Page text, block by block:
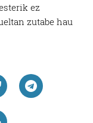
ez
zutabe hau